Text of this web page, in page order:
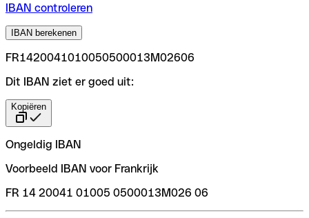
IBAN controleren
IBAN berekenen
FR1420041010050500013M02606
Dit IBAN ziet er goed uit:
Kopiëren
Ongeldig IBAN
Voorbeeld IBAN voor Frankrijk
FR 14 20041 01005 0500013M026 06